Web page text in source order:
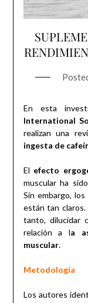
En esta
International
realizan una
ingesta de
El efecto
muscular ha
Sin embargo,
están tan
tanto, dilucidar
relación a la
muscular.
Metodología
Los autores